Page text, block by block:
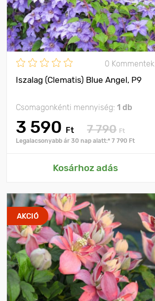
0 Kommentek
Iszalag (Clematis) Blue Angel, P9
Csomagonkénti mennyiség:1 db
3 590 Ft 7 790 Ft
Legalacsonyabb ár 30 nap alatt:* 7 790 Ft
Kosárhoz adás
AKCIÓ